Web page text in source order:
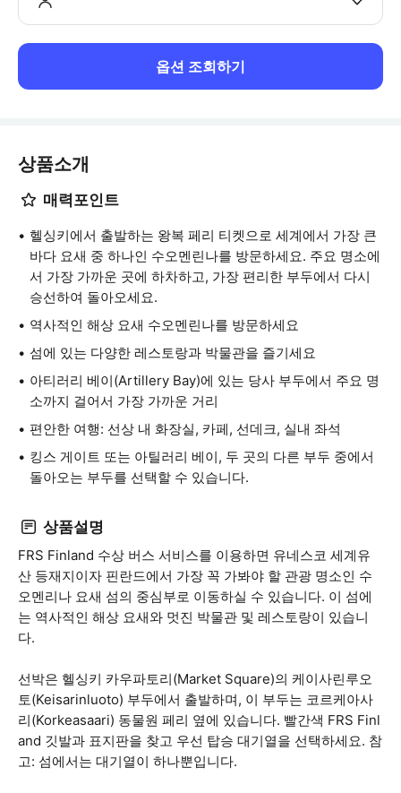
옵션 조회하기
상품소개
매력포인트
헬싱키에서 출발하는 왕복 페리 티켓으로 세계에서 가장 큰
바다 요새 중 하나인 수오멘린나를 방문하세요. 주요 명소에
서 가장 가까운 곳에 하차하고, 가장 편리한 부두에서 다시
승선하여 돌아오세요.
역사적인 해상 요새 수오멘린나를 방문하세요
섬에 있는 다양한 레스토랑과 박물관을 즐기세요
아티러리 베이(Artillery Bay)에 있는 당사 부두에서 주요 명
소까지 걸어서 가장 가까운 거리
편안한 여행: 선상 내 화장실, 카페, 선데크, 실내 좌석
킹스 게이트 또는 아틸러리 베이, 두 곳의 다른 부두 중에서
돌아오는 부두를 선택할 수 있습니다.
상품설명
FRS Finland 수상 버스 서비스를 이용하면 유네스코 세계유
산 등재지이자 핀란드에서 가장 꼭 가봐야 할 관광 명소인 수
오멘리나 요새 섬의 중심부로 이동하실 수 있습니다. 이 섬에
는 역사적인 해상 요새와 멋진 박물관 및 레스토랑이 있습니
다.
선박은 헬싱키 카우파토리(Market Square)의 케이사린루오
토(Keisarinluoto) 부두에서 출발하며, 이 부두는 코르케아사
리(Korkeasaari) 동물원 페리 옆에 있습니다. 빨간색 FRS Finl
and 깃발과 표지판을 찾고 우선 탑승 대기열을 선택하세요. 참
고: 섬에서는 대기열이 하나뿐입니다.